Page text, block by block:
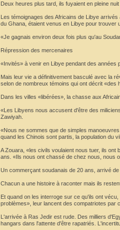
Deux heures plus tard, ils fuyaient en pleine
Les témoignages des Africains de Libye
du Ghana, étaient venus en Libye pour trouver
«Je gagnais environ deux fois plus qu'au
Répression des mercenaires
«Invités» à venir en Libye pendant des années
Mais leur vie a définitivement basculé avec la
selon de nombreux témoins qui ont décrit
Dans les villes «libérées», la chasse aux
«Les Libyens nous accusent d'être des
Zawiyah.
«Nous ne sommes que de simples
quand les Chinois sont partis, la population du
A Zouara, «les civils voulaient nous tuer, ils ont
ans. «Ils nous ont chassé de chez nous, nous
Un commerçant soudanais de 20 ans, arrivé
Chacun a une histoire à raconter mais ils
Et quand on les interroge sur ce qu'ils ont
problèmes», leur lancent des compatriotes par
L'arrivée à Ras Jedir est rude. Des milliers
hangars dans l'attente d'être rapatriés.